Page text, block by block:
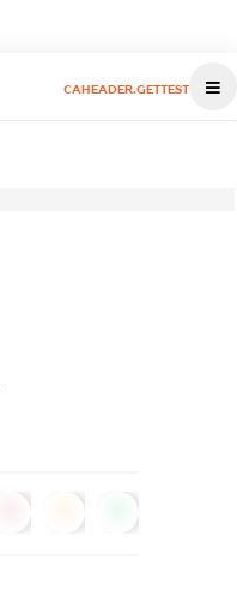
CAHEADER.GETTEST